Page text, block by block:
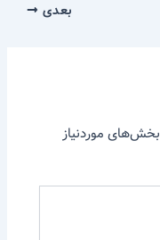
بعدی
بخش‌های موردنیاز